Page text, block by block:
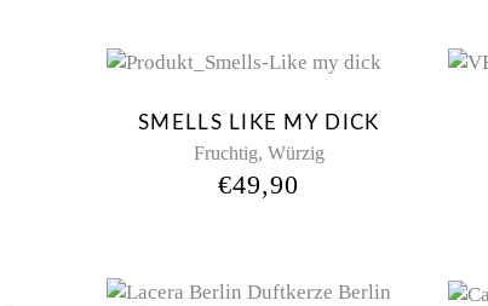
SMELLS LIKE MY DICK
Fruchtig, Würzig
€49,90